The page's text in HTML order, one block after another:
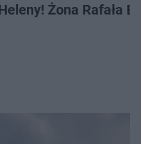
Żona Rafała